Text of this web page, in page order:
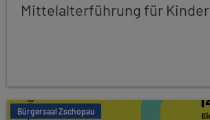
Mittelalterführung für Kinder
Bürgersaal Zschopau